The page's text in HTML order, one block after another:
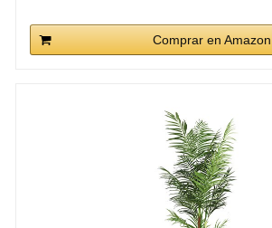
Comprar en Amazon